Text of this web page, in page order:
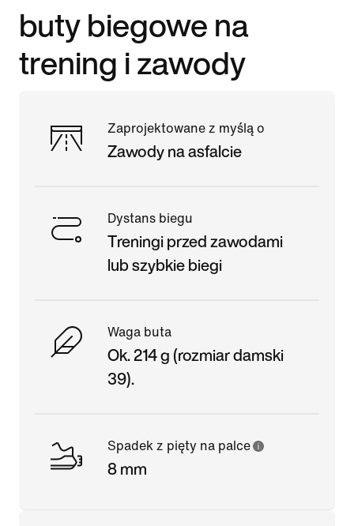
buty biegowe na
trening i zawody
Zaprojektowane z myślą o
Zawody na asfalcie
Dystans biegu
Treningi przed zawodami
lub szybkie biegi
Waga buta
Ok. 214 g (rozmiar damski
39).
Spadek z pięty na palce
8 mm